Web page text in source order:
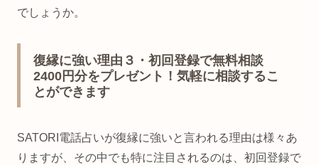
でしょうか。
復縁に強い理由３・初回登録で無料相談
2400円分をプレゼント！気軽に相談するこ
とができます
SATORI電話占いが復縁に強いと言われる理由は様々あ
りますが、その中でも特に注目されるのは、初回登録で